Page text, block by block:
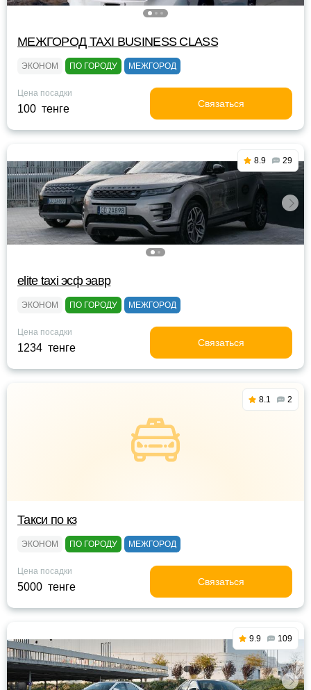
МЕЖГОРОД TAXI BUSINESS CLASS
ЭКОНОМ ПО ГОРОДУ МЕЖГОРОД
Цена посадки
100 тенге Связаться
8.9 29
elite taxi эсф эавр
ЭКОНОМ ПО ГОРОДУ МЕЖГОРОД
Цена посадки
1234 тенге Связаться
8.1 2
Такси по кз
ЭКОНОМ ПО ГОРОДУ МЕЖГОРОД
Цена посадки
5000 тенге Связаться
9.9 109